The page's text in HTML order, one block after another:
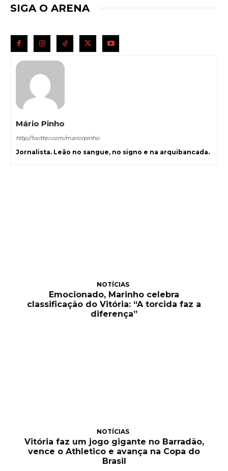
SIGA O ARENA
Mário Pinho
http://twitter.com/mariorpinho
Jornalista. Leão no sangue, no signo e na arquibancada.
NOTÍCIAS
Emocionado, Marinho celebra
classificação do Vitória: “A torcida faz a
diferença”
NOTÍCIAS
Vitória faz um jogo gigante no Barradão,
vence o Athletico e avança na Copa do
Brasil